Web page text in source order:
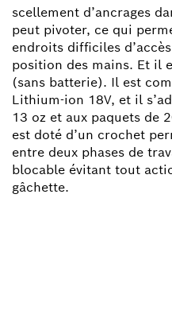
scellement d’ancrages
peut pivoter, ce qui
endroits difficiles
position des mains. Et il
(sans batterie). Il est
Lithium-ion 18V, et il
13 oz et aux paquets de
est doté d’un crochet
entre deux phases de
blocable évitant tout
gâchette.